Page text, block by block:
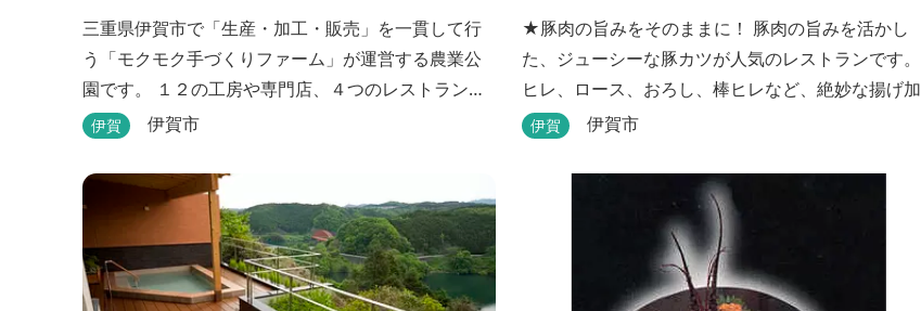
三重県伊賀市で「生産・加工・販売」を一貫して行
う「モクモク手づくりファーム」が運営する農業公
園です。 １２の工房や専門店、４つのレストラン・
カフェ、３箇所の体験教室がある他、田んぼやいか
いただける遊び場もあります。 園内では、ミニブタ
くんたちのショーを見たり、ウインナーづくりやパ
ンづくりなどの手づくり体験教室や、食農体験プロ
グラムに参加したり...
伊賀 伊賀市
★豚肉の旨みをそのままに！ 豚肉の旨みを活かし
た、ジューシーな豚カツが人気のレストランです。
ヒレ、ロース、おろし、棒ヒレなど、絶妙な揚げ加
減を追求した豚カツです。揚げたてを食べていただ
蕎麦は毎日お店で打ってつくっております。北海道
や三重のそば粉を使用してつくる、喉ごしの良い昔
伊賀 伊賀市